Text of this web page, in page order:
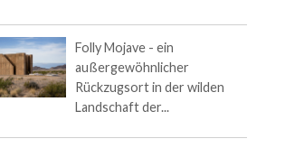
Folly Mojave - ein
außergewöhnlicher
Rückzugsort in der wilden
Landschaft der...